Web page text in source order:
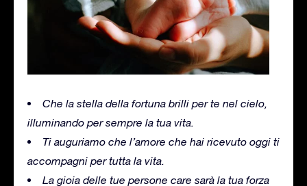
Che la stella della fortuna brilli per te nel cielo,
illuminando per sempre la tua vita.
Ti auguriamo che l’amore che hai ricevuto oggi ti
accompagni per tutta la vita.
La gioia delle tue persone care sarà la tua forza